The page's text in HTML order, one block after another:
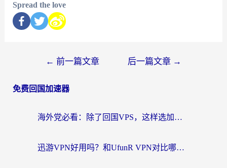
Spread the love
← 前一篇文章 后一篇文章 →
免费回国加速器
海外党必看：除了回国VPS，这样选加速器也能无缝刷国内资源？
迅游VPN好用吗？和UfunR VPN对比哪个回国效果更好？海外党亲测避坑指南